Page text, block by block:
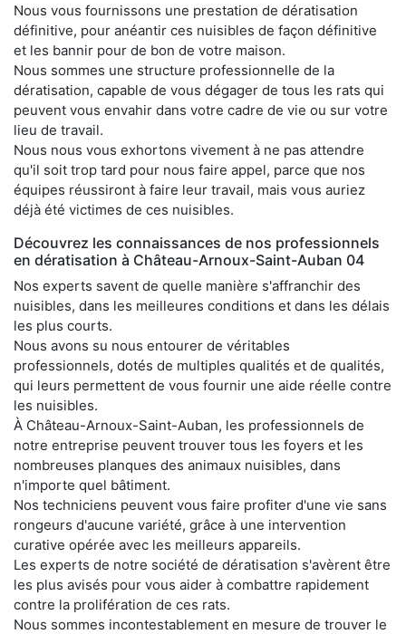
Nous vous fournissons une prestation de dératisation
définitive, pour anéantir ces nuisibles de façon définitive
et les bannir pour de bon de votre maison.
Nous sommes une structure professionnelle de la
dératisation, capable de vous dégager de tous les rats qui
peuvent vous envahir dans votre cadre de vie ou sur votre
lieu de travail.
Nous nous vous exhortons vivement à ne pas attendre
qu'il soit trop tard pour nous faire appel, parce que nos
équipes réussiront à faire leur travail, mais vous auriez
déjà été victimes de ces nuisibles.
Découvrez les connaissances de nos professionnels
en dératisation à Château-Arnoux-Saint-Auban 04
Nos experts savent de quelle manière s'affranchir des
nuisibles, dans les meilleures conditions et dans les délais
les plus courts.
Nous avons su nous entourer de véritables
professionnels, dotés de multiples qualités et de qualités,
qui leurs permettent de vous fournir une aide réelle contre
les nuisibles.
À Château-Arnoux-Saint-Auban, les professionnels de
notre entreprise peuvent trouver tous les foyers et les
nombreuses planques des animaux nuisibles, dans
n'importe quel bâtiment.
Nos techniciens peuvent vous faire profiter d'une vie sans
rongeurs d'aucune variété, grâce à une intervention
curative opérée avec les meilleurs appareils.
Les experts de notre société de dératisation s'avèrent être
les plus avisés pour vous aider à combattre rapidement
contre la prolifération de ces rats.
Nous sommes incontestablement en mesure de trouver le